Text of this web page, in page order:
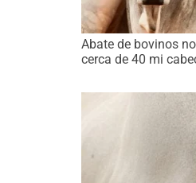
Abate de bovinos
cerca de 40 mi